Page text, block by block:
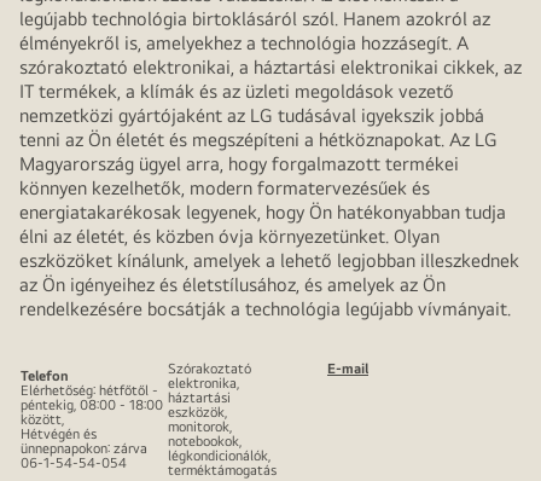
legújabb technológia birtoklásáról szól. Hanem azokról az
élményekről is, amelyekhez a technológia hozzásegít. A
szórakoztató elektronikai, a háztartási elektronikai cikkek, az
IT termékek, a klímák és az üzleti megoldások vezető
nemzetközi gyártójaként az LG tudásával igyekszik jobbá
tenni az Ön életét és megszépíteni a hétköznapokat. Az LG
Magyarország ügyel arra, hogy forgalmazott termékei
könnyen kezelhetők, modern formatervezésűek és
energiatakarékosak legyenek, hogy Ön hatékonyabban tudja
élni az életét, és közben óvja környezetünket. Olyan
eszközöket kínálunk, amelyek a lehető legjobban illeszkednek
az Ön igényeihez és életstílusához, és amelyek az Ön
rendelkezésére bocsátják a technológia legújabb vívmányait.
Telefon
Elérhetőség: hétfőtől -
péntekig, 08:00 - 18:00
között,
Hétvégén és
ünnepnapokon: zárva
06-1-54-54-054
Szórakoztató
elektronika,
háztartási
eszközök,
monitorok,
notebookok,
légkondicionálók,
terméktámogatás
E-mail